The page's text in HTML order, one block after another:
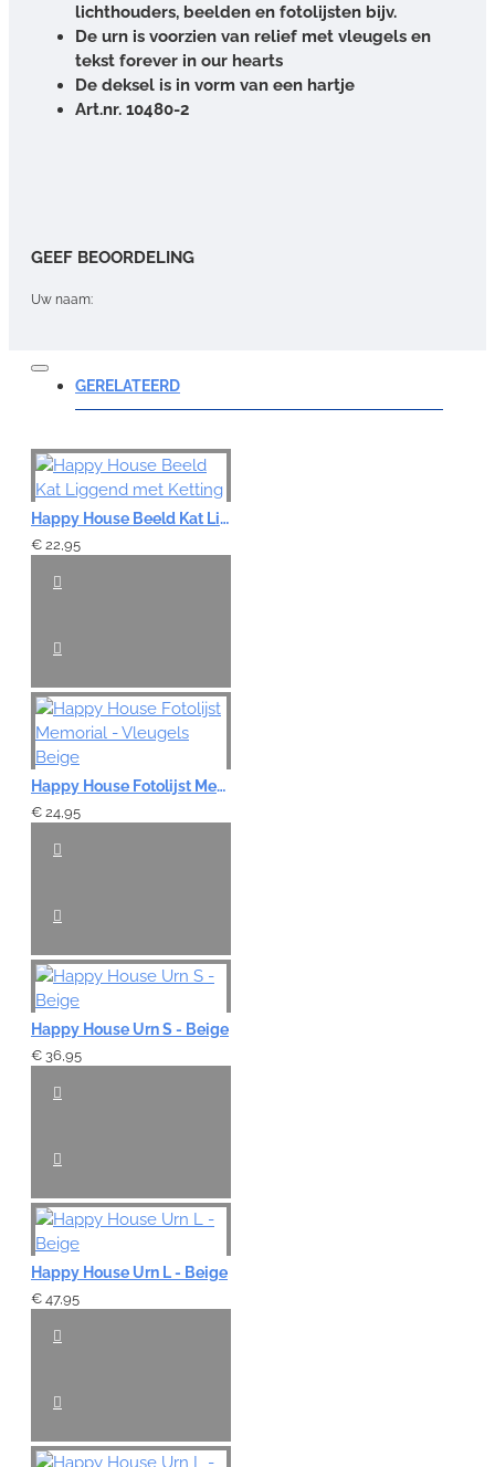
lichthouders, beelden en fotolijsten bijv.
De urn is voorzien van relief met vleugels en
tekst forever in our hearts
De deksel is in vorm van een hartje
Art.nr. 10480-2
GEEF BEOORDELING
Uw naam:
Opmerking:
Note:HTML-code wordt niet vertaald!
Waardering:
GERELATEERD
Happy House Beeld Kat Liggend met Ketting
€ 22,95
Happy House Fotolijst Memorial - Vleugels Beige
€ 24,95
Happy House Urn S - Beige
€ 36,95
Happy House Urn L - Beige
€ 47,95